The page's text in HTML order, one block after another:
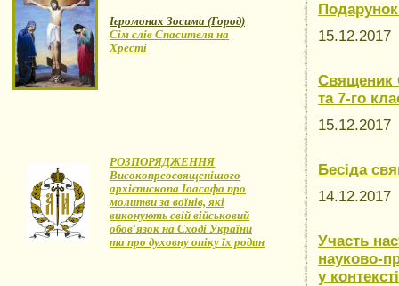
Ієромонах Зосима (Город)
Сім слів Спасителя на
Хресті
РОЗПОРЯДЖЕННЯ
Високопреосвященішого
архієпископа Іоасафа про
молитви за воїнів, які
виконують свій військовий
обов'язок на Сході України
та про духовну опіку їх родин
15.12.2017
Священик
та 7-го
15.12.2017
Бесіда
14.12.2017
Участь
науково-
у